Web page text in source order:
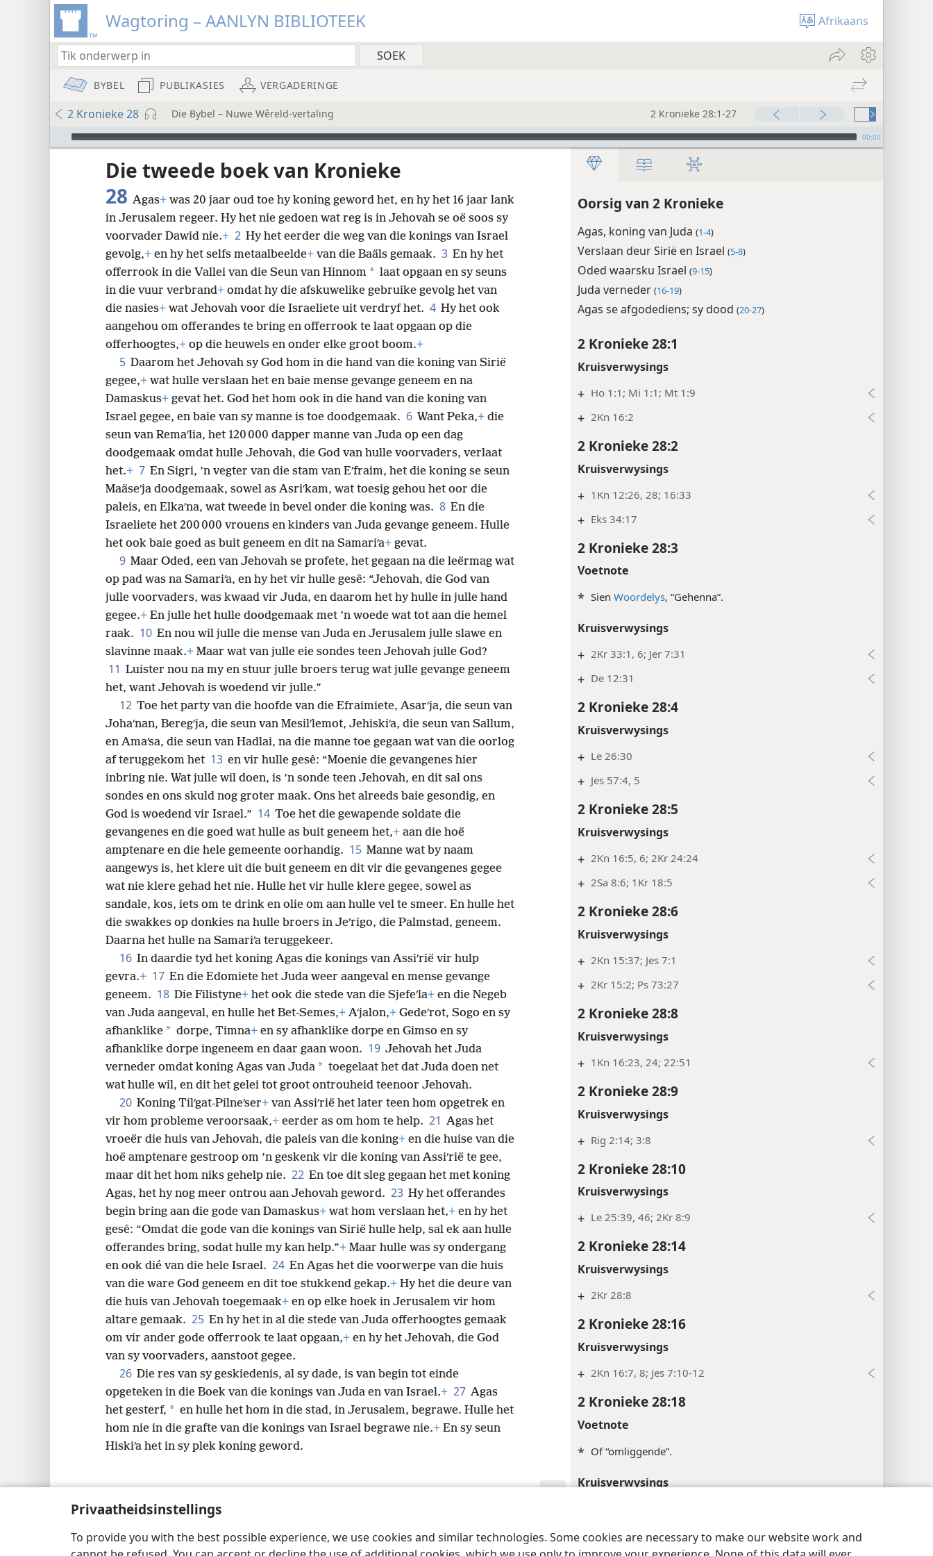
Privaatheidsinstellings
To provide you with the best possible experience, we use cookies and similar technologies. Some cookies are necessary to make our website work and
Wagtoring – AANLYN BIBLIOTEEK Afrikaans
BYBEL PUBLIKASIES VERGADERINGE
2 Kronieke 28 Die Bybel – Nuwe Wêreld-vertaling 2 Kronieke 28:1-27
Audio Player 00:00
Oorsig van 2 Kronieke
Agas, koning van Juda (1-4)
Verslaan deur Sirië en Israel (5-8)
Oded waarsku Israel (9-15)
Juda verneder (16-19)
Agas se afgodediens; sy dood (20-27)
2 Kronieke 28:1
Kruisverwysings
+ Ho 1:1; Mi 1:1; Mt 1:9
+ 2Kn 16:2
2 Kronieke 28:2
Kruisverwysings
+ 1Kn 12:26, 28; 16:33
+ Eks 34:17
2 Kronieke 28:3
Voetnote
* SienWoordelys, “Gehenna”.
Kruisverwysings
+ 2Kr 33:1, 6; Jer 7:31
+ De 12:31
2 Kronieke 28:4
Kruisverwysings
+ Le 26:30
+ Jes 57:4, 5
2 Kronieke 28:5
Kruisverwysings
+ 2Kn 16:5, 6; 2Kr 24:24
+ 2Sa 8:6; 1Kr 18:5
2 Kronieke 28:6
Kruisverwysings
+ 2Kn 15:37; Jes 7:1
+ 2Kr 15:2; Ps 73:27
2 Kronieke 28:8
Kruisverwysings
+ 1Kn 16:23, 24; 22:51
2 Kronieke 28:9
Kruisverwysings
+ Rig 2:14; 3:8
2 Kronieke 28:10
Kruisverwysings
+ Le 25:39, 46; 2Kr 8:9
2 Kronieke 28:14
Kruisverwysings
+ 2Kr 28:8
2 Kronieke 28:16
Kruisverwysings
+ 2Kn 16:7, 8; Jes 7:10-12
2 Kronieke 28:18
Voetnote
* Of “omliggende”.
Kruisverwysings
+ 2Kr 26:10
Die tweede boek van Kronieke
28 Agas+ was 20 jaar oud toe hy koning geword het, en hy het 16 jaar lank
in Jerusalem regeer. Hy het nie gedoen wat reg is in Jehovah se oë soos sy
voorvader Dawid nie.+ 2 Hy het eerder die weg van die konings van Israel
gevolg,+ en hy het selfs metaalbeelde+ van die Baäls gemaak. 3 En hy het
offerrook in die Vallei van die Seun van Hinnom * laat opgaan en sy seuns
in die vuur verbrand+ omdat hy die afskuwelike gebruike gevolg het van
die nasies+ wat Jehovah voor die Israeliete uit verdryf het. 4 Hy het ook
aangehou om offerandes te bring en offerrook te laat opgaan op die
offerhoogtes,+ op die heuwels en onder elke groot boom.+
5 Daarom het Jehovah sy God hom in die hand van die koning van Sirië
gegee,+ wat hulle verslaan het en baie mense gevange geneem en na
Damaskus+ gevat het. God het hom ook in die hand van die koning van
Israel gegee, en baie van sy manne is toe doodgemaak. 6 Want Peka,+ die
seun van Remaʹlia, het 120 000 dapper manne van Juda op een dag
doodgemaak omdat hulle Jehovah, die God van hulle voorvaders, verlaat
het.+ 7 En Sigri, ’n vegter van die stam van Eʹfraim, het die koning se seun
Maäseʹja doodgemaak, sowel as Asriʹkam, wat toesig gehou het oor die
paleis, en Elkaʹna, wat tweede in bevel onder die koning was. 8 En die
Israeliete het 200 000 vrouens en kinders van Juda gevange geneem. Hulle
het ook baie goed as buit geneem en dit na Samariʹa+ gevat.
9 Maar Oded, een van Jehovah se profete, het gegaan na die leërmag wat
op pad was na Samariʹa, en hy het vir hulle gesê: “Jehovah, die God van
julle voorvaders, was kwaad vir Juda, en daarom het hy hulle in julle hand
gegee.+ En julle het hulle doodgemaak met ’n woede wat tot aan die hemel
raak. 10 En nou wil julle die mense van Juda en Jerusalem julle slawe en
slavinne maak.+ Maar wat van julle eie sondes teen Jehovah julle God?
11 Luister nou na my en stuur julle broers terug wat julle gevange geneem
het, want Jehovah is woedend vir julle.”
12 Toe het party van die hoofde van die Efraimiete, Asarʹja, die seun van
Johaʹnan, Beregʹja, die seun van Mesilʹlemot, Jehiskiʹa, die seun van Sallum,
en Amaʹsa, die seun van Hadlai, na die manne toe gegaan wat van die oorlog
af teruggekom het 13 en vir hulle gesê: “Moenie die gevangenes hier
inbring nie. Wat julle wil doen, is ’n sonde teen Jehovah, en dit sal ons
sondes en ons skuld nog groter maak. Ons het alreeds baie gesondig, en
God is woedend vir Israel.” 14 Toe het die gewapende soldate die
gevangenes en die goed wat hulle as buit geneem het,+ aan die hoë
amptenare en die hele gemeente oorhandig. 15 Manne wat by naam
aangewys is, het klere uit die buit geneem en dit vir die gevangenes gegee
wat nie klere gehad het nie. Hulle het vir hulle klere gegee, sowel as
sandale, kos, iets om te drink en olie om aan hulle vel te smeer. En hulle het
die swakkes op donkies na hulle broers in Jeʹrigo, die Palmstad, geneem.
Daarna het hulle na Samariʹa teruggekeer.
16 In daardie tyd het koning Agas die konings van Assiʹrië vir hulp
gevra.+ 17 En die Edomiete het Juda weer aangeval en mense gevange
geneem. 18 Die Filistyne+ het ook die stede van die Sjefeʹla+ en die Negeb
van Juda aangeval, en hulle het Bet-Semes,+ Aʹjalon,+ Gedeʹrot, Sogo en sy
afhanklike * dorpe, Timna+ en sy afhanklike dorpe en Gimso en sy
afhanklike dorpe ingeneem en daar gaan woon. 19 Jehovah het Juda
verneder omdat koning Agas van Juda * toegelaat het dat Juda doen net
wat hulle wil, en dit het gelei tot groot ontrouheid teenoor Jehovah.
20 Koning Tilʹgat-Pilneʹser+ van Assiʹrië het later teen hom opgetrek en
vir hom probleme veroorsaak,+ eerder as om hom te help. 21 Agas het
vroeër die huis van Jehovah, die paleis van die koning+ en die huise van die
hoë amptenare gestroop om ’n geskenk vir die koning van Assiʹrië te gee,
maar dit het hom niks gehelp nie. 22 En toe dit sleg gegaan het met koning
Agas, het hy nog meer ontrou aan Jehovah geword. 23 Hy het offerandes
begin bring aan die gode van Damaskus+ wat hom verslaan het,+ en hy het
gesê: “Omdat die gode van die konings van Sirië hulle help, sal ek aan hulle
offerandes bring, sodat hulle my kan help.”+ Maar hulle was sy ondergang
en ook dié van die hele Israel. 24 En Agas het die voorwerpe van die huis
van die ware God geneem en dit toe stukkend gekap.+ Hy het die deure van
die huis van Jehovah toegemaak+ en op elke hoek in Jerusalem vir hom
altare gemaak. 25 En hy het in al die stede van Juda offerhoogtes gemaak
om vir ander gode offerrook te laat opgaan,+ en hy het Jehovah, die God
van sy voorvaders, aanstoot gegee.
26 Die res van sy geskiedenis, al sy dade, is van begin tot einde
opgeteken in die Boek van die konings van Juda en van Israel.+ 27 Agas
het gesterf, * en hulle het hom in die stad, in Jerusalem, begrawe. Hulle het
hom nie in die grafte van die konings van Israel begrawe nie.+ En sy seun
Hiskiʹa het in sy plek koning geword.
© 2026 Watch Tower Bible and Tract Society of Pennsylvania